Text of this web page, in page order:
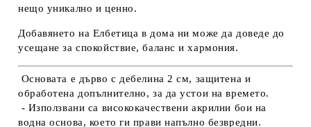
нещо уникално и ценно.
Добавянето на Елбетица в дома ни може да доведе до
усещане за спокойствие, баланс и хармония.
Основата е дърво с дебелина 2 см, защитена и
обработена допълнително, за да устои на времето.
- Използвани са висококачествени акрилни бои на
водна основа, което ги прави напълно безвредни.